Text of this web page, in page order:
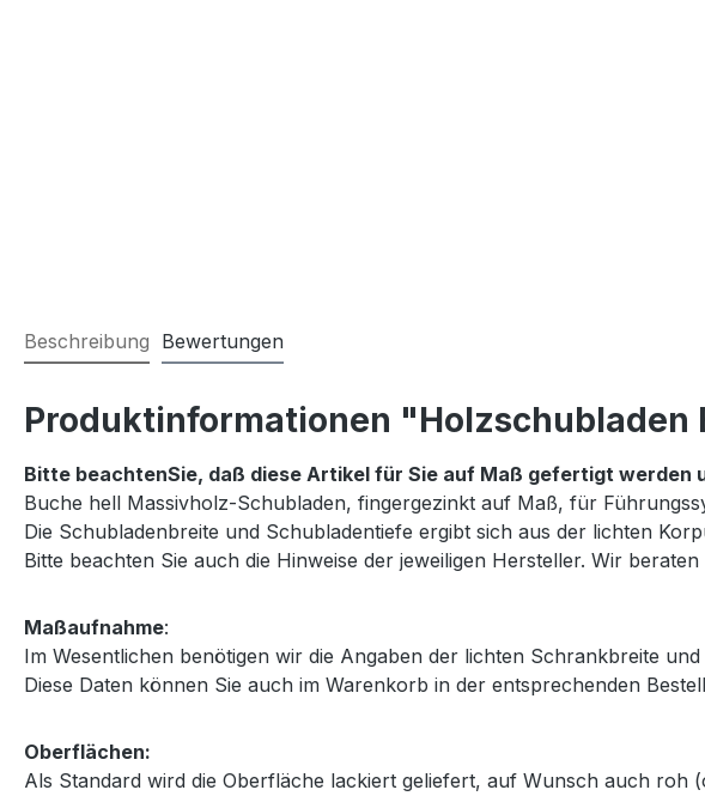
Beschreibung Bewertungen
Produktinformationen
Bitte beachtenSie, daß diese Artikel für Sie auf Maß gefertigt werden
Buche hell Massivholz-Schubladen, fingergezinkt auf Maß, für
Die Schubladenbreite und Schubladentiefe ergibt sich aus der lichten
Bitte beachten Sie auch die Hinweise der jeweiligen Hersteller. Wir beraten
Maßaufnahme:
Im Wesentlichen benötigen wir die Angaben der lichten Schrankbreite
Diese Daten können Sie auch im Warenkorb in der entsprechenden
Oberflächen:
Als Standard wird die Oberfläche lackiert geliefert, auf Wunsch auch roh